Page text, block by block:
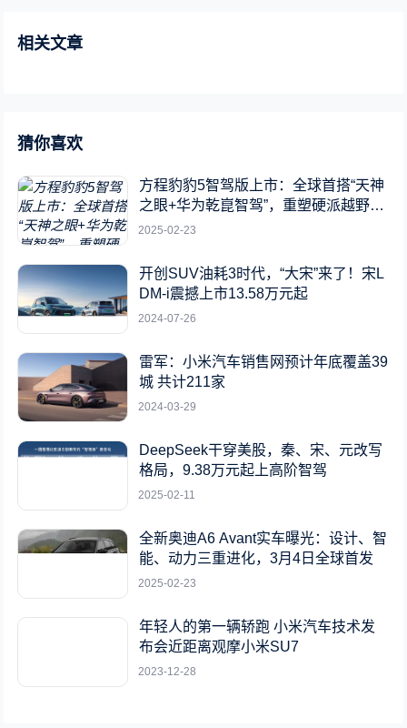
相关文章
猜你喜欢
方程豹豹5智驾版上市：全球首搭“天神
之眼+华为乾崑智驾”，重塑硬派越野新
标杆
2025-02-23
开创SUV油耗3时代，“大宋”来了！宋L
DM-i震撼上市13.58万元起
2024-07-26
雷军：小米汽车销售网预计年底覆盖39
城 共计211家
2024-03-29
DeepSeek干穿美股，秦、宋、元改写
格局，9.38万元起上高阶智驾
2025-02-11
全新奥迪A6 Avant实车曝光：设计、智
能、动力三重进化，3月4日全球首发
2025-02-23
年轻人的第一辆轿跑 小米汽车技术发
布会近距离观摩小米SU7
2023-12-28